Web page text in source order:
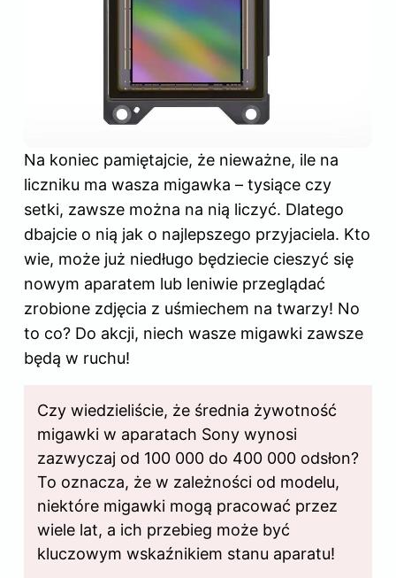
Na koniec pamiętajcie, że nieważne, ile na
liczniku ma wasza migawka – tysiące czy
setki, zawsze można na nią liczyć. Dlatego
dbajcie o nią jak o najlepszego przyjaciela. Kto
wie, może już niedługo będziecie cieszyć się
nowym aparatem lub leniwie przeglądać
zrobione zdjęcia z uśmiechem na twarzy! No
to co? Do akcji, niech wasze migawki zawsze
będą w ruchu!
Czy wiedzieliście, że średnia żywotność
migawki w aparatach Sony wynosi
zazwyczaj od 100 000 do 400 000 odsłon?
To oznacza, że w zależności od modelu,
niektóre migawki mogą pracować przez
wiele lat, a ich przebieg może być
kluczowym wskaźnikiem stanu aparatu!